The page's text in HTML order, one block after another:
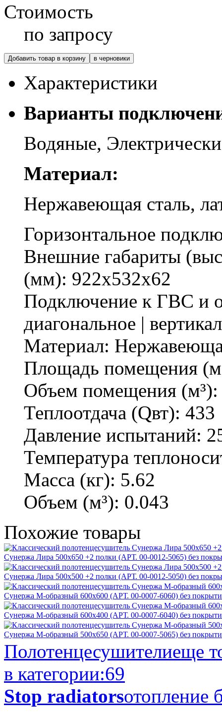
Стоимость
по запросу
Добавить товар в корзину в черновики
Характеристики
Варианты
Водяные,
Материал:
Нержавеющая сталь,
Горизонтальное
Внешние габариты
(мм): 922x532x62
Подключение к ГВС и
диагональное |
Материал:
Площадь помещения
Объем помещения
Теплоотдача (Qвт): 433
Давление испытаний:
Температура
Масса (кг): 5.62
Объем (м³): 0.043
Похожие товары
Сунержа Лира 500х650 +2 полки (АРТ. 00-0012-5065) без
Сунержа Лира 500х500 +2 полки (АРТ. 00-0012-5050) без
Сунержа М-образный 600х600 (АРТ. 00-0007-6060) без
Сунержа М-образный 600х400 (АРТ. 00-0007-6040) без
Сунержа М-образный 500х650 (АРТ. 00-0007-5065) без
Полотенцесушителиеще
в категории:69
Stop radiatorsотопление